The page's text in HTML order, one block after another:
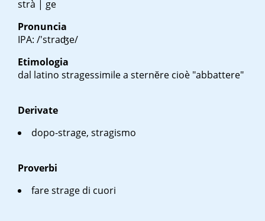
strà | ge
Pronuncia
IPA: /'straʤe/
Etimologia
dal latino stragessimile a sternĕre cioè "abbattere"
Derivate
dopo-strage, stragismo
Proverbi
fare strage di cuori